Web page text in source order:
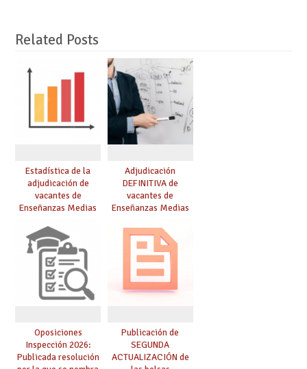
Related Posts
Estadística de la
adjudicación de
vacantes de
Enseñanzas Medias
Adjudicación
DEFINITIVA de
vacantes de
Enseñanzas Medias
Oposiciones
Inspección 2026:
Publicada resolución
Publicación de
SEGUNDA
ACTUALIZACIÓN de